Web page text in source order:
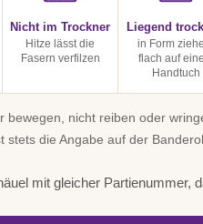
Nicht im Trockner
Hitze lässt die
Fasern verfilzen
Liegend
in Form
flach auf
Handtuch
bewegen, nicht reiben oder
die Angabe auf der
mit gleicher Partienummer,